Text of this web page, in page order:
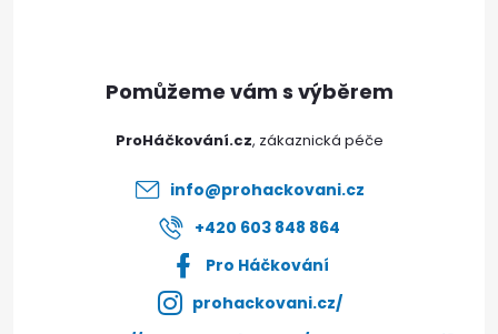
ProHáčkování.cz
info@prohackovani.cz
+420 603 848 864
Pro Háčkování
prohackovani.cz/